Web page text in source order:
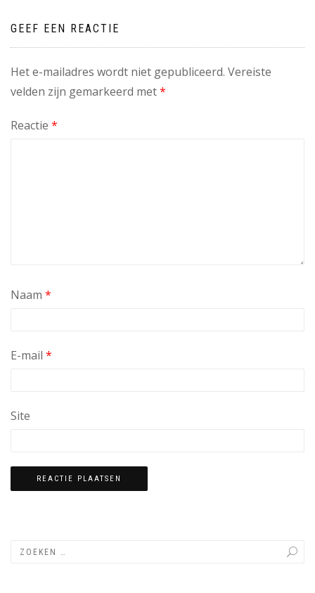
GEEF EEN REACTIE
Het e-mailadres wordt niet gepubliceerd. Vereiste
velden zijn gemarkeerd met*
Reactie *
Naam *
E-mail *
Site